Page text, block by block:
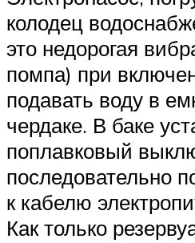
колодец
это недорогая
помпа) при
подавать воду в
чердаке. В баке
поплавковый
последовательно
к кабелю
Как только